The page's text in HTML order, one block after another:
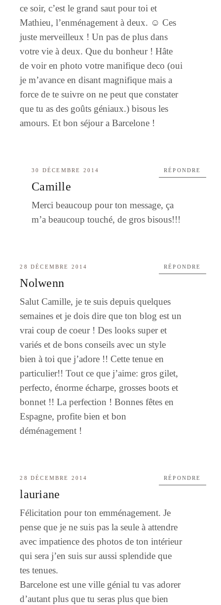
ce soir, c’est le grand saut pour toi et
Mathieu, l’enménagement à deux. ☺️ Ces
juste merveilleux ! Un pas de plus dans
votre vie à deux. Que du bonheur ! Hâte
de voir en photo votre manifique deco (oui
je m’avance en disant magnifique mais a
force de te suivre on ne peut que constater
que tu as des goûts géniaux.) bisous les
amours. Et bon séjour a Barcelone !
30 DÉCEMBRE 2014
Camille
Merci beaucoup pour ton message, ça
m’a beaucoup touché, de gros bisous!!!
RÉPONDRE
28 DÉCEMBRE 2014
Nolwenn
Salut Camille, je te suis depuis quelques
semaines et je dois dire que ton blog est un
vrai coup de coeur ! Des looks super et
variés et de bons conseils avec un style
bien à toi que j’adore !! Cette tenue en
particulier!! Tout ce que j’aime: gros gilet,
perfecto, énorme écharpe, grosses boots et
bonnet !! La perfection ! Bonnes fêtes en
Espagne, profite bien et bon
déménagement !
RÉPONDRE
28 DÉCEMBRE 2014
lauriane
Félicitation pour ton emménagement. Je
pense que je ne suis pas la seule à attendre
avec impatience des photos de ton intérieur
qui sera j’en suis sur aussi splendide que
tes tenues.
Barcelone est une ville génial tu vas adorer
d’autant plus que tu seras plus que bien
RÉPONDRE